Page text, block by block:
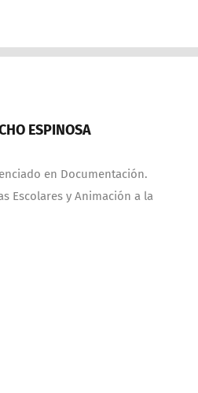
ESPINOSA
en Documentación.
Escolares y Animación a la